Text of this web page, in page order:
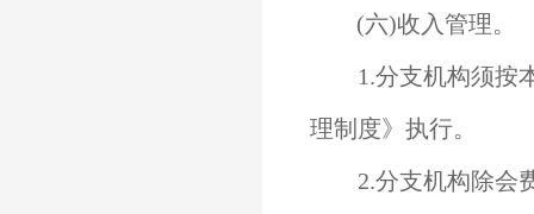
(六)收入管理。
1.分支机构须按
理制度》执行。
2.分支机构除会